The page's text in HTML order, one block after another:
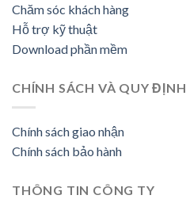
Chăm sóc khách hàng
Hỗ trợ kỹ thuật
Download phần mềm
CHÍNH SÁCH VÀ QUY ĐỊNH
Chính sách giao nhận
Chính sách bảo hành
THÔNG TIN CÔNG TY